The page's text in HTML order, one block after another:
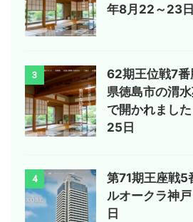
年8月22～23日
3
62期王位戦7
県徳島市の渭水
で開かれまし
25日
4
第71期王座戦5
ルオークラ神
日